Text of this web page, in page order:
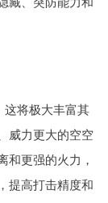
这将极大丰富其
威力更大的空空
和更强的火力，
提高打击精度和